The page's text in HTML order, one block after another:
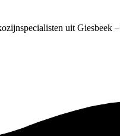
uit Giesbeek –